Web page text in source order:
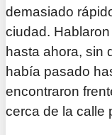
demasiado
ciudad.
hasta ahora, sin
había pasado
encontraron
cerca de la calle